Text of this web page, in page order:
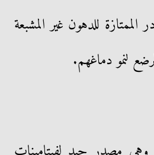
الممتازة للدهون غير المشبعة
لنمو دماغهم.